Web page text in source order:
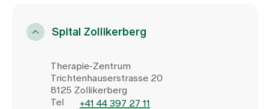
Spital Zollikerberg
Therapie-Zentrum
Trichtenhauserstrasse 20
8125 Zollikerberg
Tel
+41 44 397 27 11